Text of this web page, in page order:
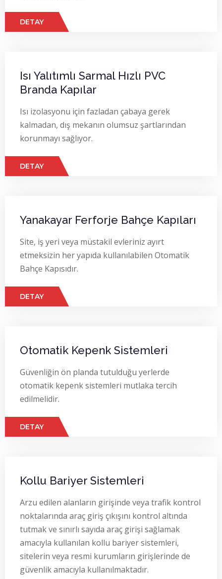
DETAY
Isı Yalıtımlı Sarmal Hızlı PVC
Branda Kapılar
Isı izolasyonu için fazladan çabaya gerek
kalmadan, dış mekanın olumsuz şartlarından
korunmayı sağlıyor.
DETAY
Yanakayar Ferforje Bahçe Kapıları
Site, iş yeri veya müstakil evleriniz ayırt
etmeksizin her yapıda kullanılabilen Otomatik
Bahçe Kapısıdır.
DETAY
Otomatik Kepenk Sistemleri
Güvenliğin ön planda tutulduğu yerlerde
otomatik kepenk sistemleri mutlaka tercih
edilmelidir.
DETAY
Kollu Bariyer Sistemleri
Arzu edilen alanların girişinde veya trafik kontrol
noktalarında araç giriş çıkışını kontrol altında
tutmak ve sınırlı sayıda araç girişi sağlamak
amacıyla kullanılan kollu bariyer sistemleri,
sitelerin veya resmi kurumların girişlerinde de
güvenlik amacıyla kullanılmaktadır.